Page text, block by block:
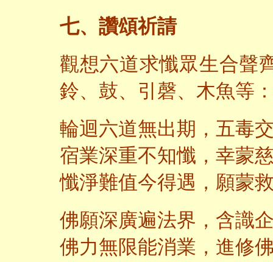
七、讚頌祈請
觀想六道求懺眾生合聲
鈴、鼓、引磬、木魚等
輪迴六道無出期，五毒
宿業深重不知懺，幸蒙
懺淨難值今得遇，願蒙
佛願深廣遍法界，含識
佛力無限能消業，進修